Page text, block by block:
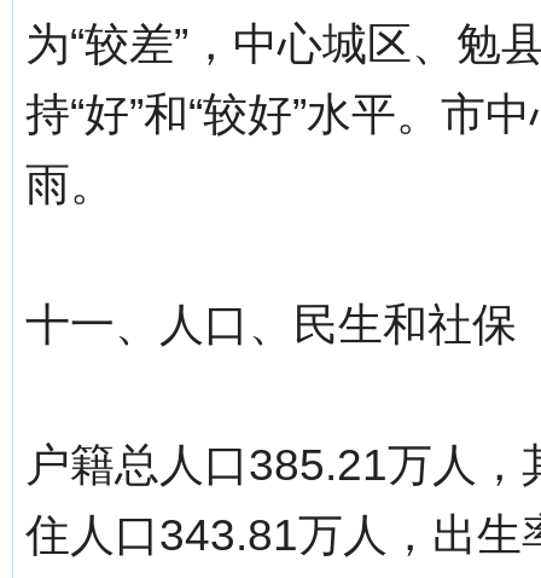
为“较差”，中心城区、勉
持“好”和“较好”水平。市
雨。
十一、人口、民生和社保
户籍总人口385.21万人
住人口343.81万人，出